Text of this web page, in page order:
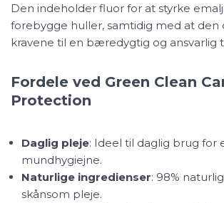
Den indeholder fluor for at styrke
forebygge huller, samtidig med at den
kravene til en bæredygtig og ansvarlig
Fordele ved Green Clean
Protection
Daglig pleje: Ideel til daglig brug for
mundhygiejne.
Naturlige ingredienser: 98%
skånsom pleje.